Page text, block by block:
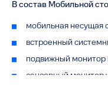
В состав Мобильной
мобильная несущая
встроенный
подвижный монитор
сенсорный монитор